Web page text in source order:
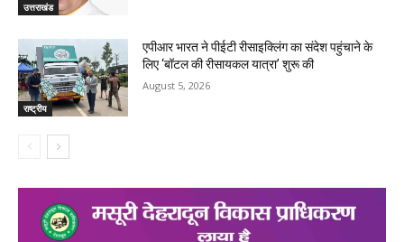
उत्तराखंड
राष्ट्रीय
एपीआर भारत ने पीईटी रीसाइक्लिंग का संदेश पहुंचाने के
लिए ‘बॉटल की रीसायकल यात्रा’ शुरू की
August 5, 2026